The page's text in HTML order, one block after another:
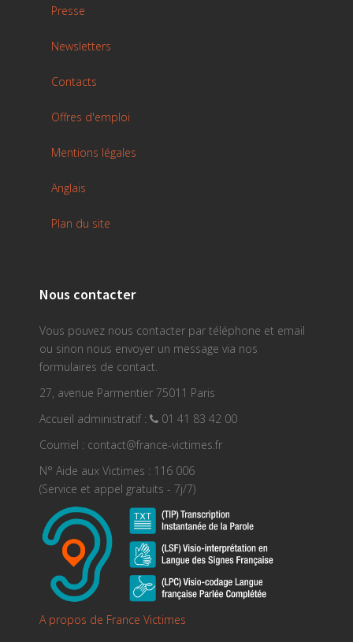
Presse
Newsletters
Contacts
Offres d'emploi
Mentions légales
Anglais
Plan du site
Nous contacter
Vous pouvez nous contacter par téléphone et email
ou sinon nous envoyer un message via nos
formulaires de contact.
27, avenue Parmentier 75011 Paris
Accueil administratif :
01 41 83 42 00
Courriel : contact@france-victimes.fr
N° Aide aux Victimes : 116 006
(Service et appel gratuits - 7j/7)
A propos de France Victimes